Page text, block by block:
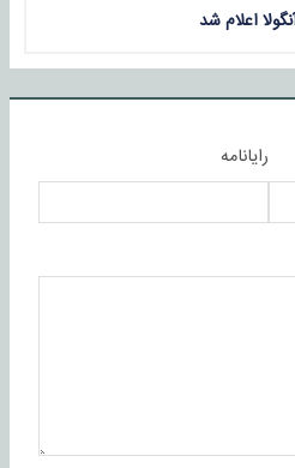
اعلام شد
رایانامه